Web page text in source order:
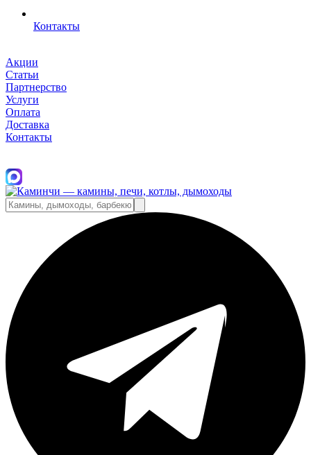
Контакты
Акции
Статьи
Партнерство
Услуги
Оплата
Доставка
Контакты